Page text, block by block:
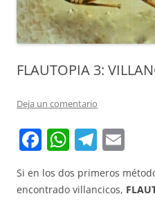
FLAUTOPIA 3:
Deja un comentario
F
a
c
W
at
T
e
m
ai
Si en los dos primeros
encontrado villancicos,